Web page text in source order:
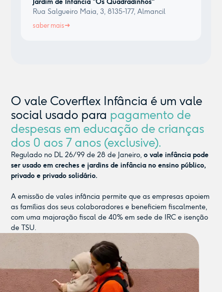
Jardim de Infância "Os Quadradinhos"
Rua Salgueiro Maia, 3, 8135-177, Almancil
saber mais
O vale Coverflex Infância é um vale
social usado para pagamento de
despesas em educação de crianças
dos 0 aos 7 anos (exclusive).
Regulado no DL 26/99 de 28 de Janeiro,o vale infância pode
ser usado em creches e jardins de infância no ensino público,
privado e privado solidário.
A emissão de vales infância permite que as empresas apoiem
as famílias dos seus colaboradores e beneficiem fiscalmente,
com uma majoração fiscal de 40% em sede de IRC e isenção
de TSU.